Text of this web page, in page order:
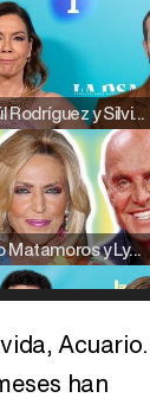
Raúl Rodríguez y Silvia Taulés nos cuentan su papel en 'La familia de la tele'
Kiko Matamoros y Lydia Lozano: "Nuestro público es de todas las edades y RTVE tiene un público muy pegado a las novelas, al que tenemos que captar"
Acuario.
han